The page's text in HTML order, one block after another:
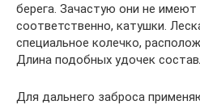
берега. Зачастую они не имеют
соответственно, катушки.
специальное колечко,
Длина подобных удочек
Для дальнего заброса